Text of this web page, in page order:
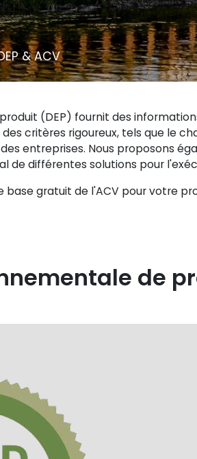
Previous
& ACV
(DEP) fournit des
critères rigoureux, tels que le
entreprises. Nous proposons
différentes solutions pour
base gratuit de l'ACV pour votre
de